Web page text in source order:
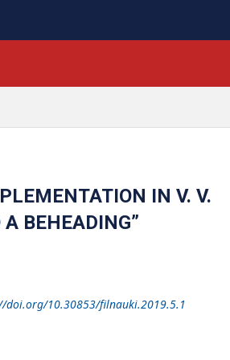
IN V. V.
BEHEADING”
doi.org/10.30853/filnauki.2019.5.1